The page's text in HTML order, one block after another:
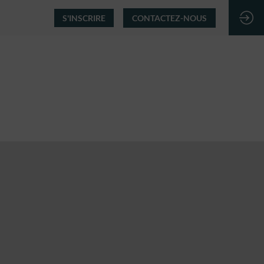
S'INSCRIRE CONTACTEZ-NOUS